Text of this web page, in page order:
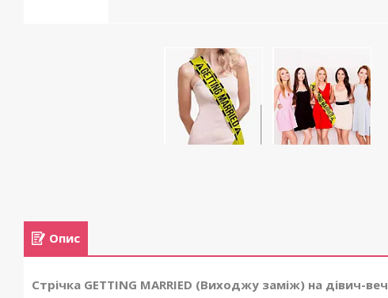
Опис
Стрічка GETTING MARRIED (Виходжу заміж) на дівич-